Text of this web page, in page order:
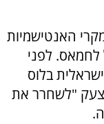
האנטישמיות
לחמאס. לפני
בלוס
"לשחרר את